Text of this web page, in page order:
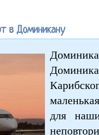
в Доминикану
для